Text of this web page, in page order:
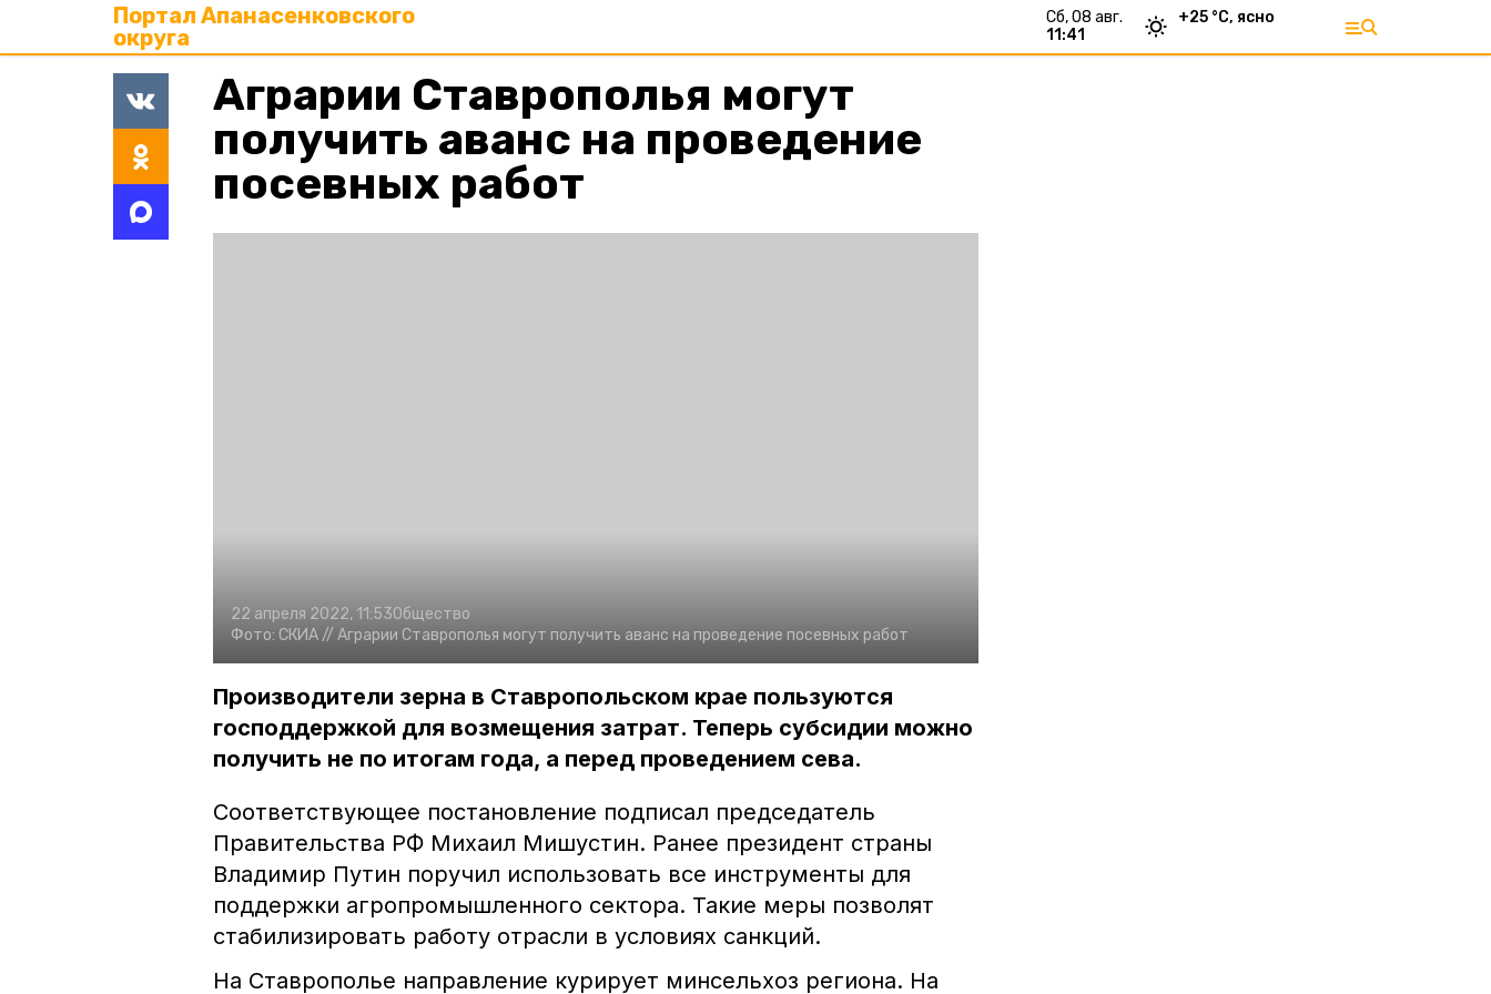
Портал Апанасенковского
округа
сб, 08 авг.
11:41
+25 °С, ясно
Аграрии Ставрополья могут
получить аванс на проведение
посевных работ
22 апреля 2022, 11:53Общество
Фото: СКИА // Аграрии Ставрополья могут получить аванс на проведение посевных работ
Производители зерна в Ставропольском крае пользуются
господдержкой для возмещения затрат. Теперь субсидии можно
получить не по итогам года, а перед проведением сева.
Соответствующее постановление подписал председатель
Правительства РФ Михаил Мишустин. Ранее президент страны
Владимир Путин поручил использовать все инструменты для
поддержки агропромышленного сектора. Такие меры позволят
стабилизировать работу отрасли в условиях санкций.
На Ставрополье направление курирует минсельхоз региона. На